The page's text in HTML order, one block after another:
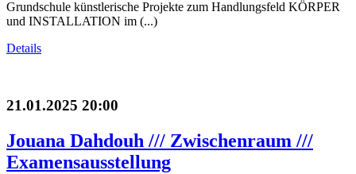
Grundschule künstlerische Projekte zum Handlungsfeld KÖRPER
und INSTALLATION im (...)
Details
21.01.2025 20:00
Jouana Dahdouh /// Zwischenraum ///
Examensausstellung